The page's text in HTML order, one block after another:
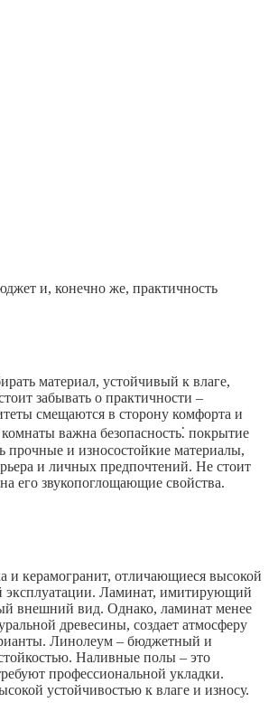
и, конечно же, практичность
материал, устойчивый к влаге,
забывать о практичности –
смещаются в сторону комфорта и
важна безопасность⁚ покрытие
прочные и износостойкие материалы,
и личных предпочтений. Не стоит
его звукопоглощающие свойства.
и керамогранит, отличающиеся высокой
эксплуатации. Ламинат, имитирующий
внешний вид. Однако, ламинат менее
древесины, создает атмосферу
Линолеум – бюджетный и
Наливные полы – это
профессиональной укладки.
устойчивостью к влаге и износу.